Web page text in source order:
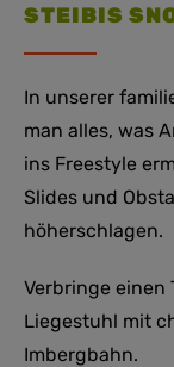
STEIBIS
In unserer
man alles, was
ins Freestyle
Slides und
höherschlagen.
Verbringe einen
Liegestuhl mit
Imbergbahn.